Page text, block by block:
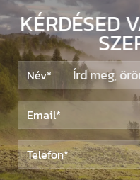
KÉRDÉSED
Írd meg,